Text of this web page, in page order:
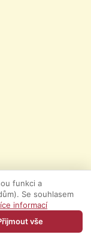
funkci a
Se souhlasem
informací
vše